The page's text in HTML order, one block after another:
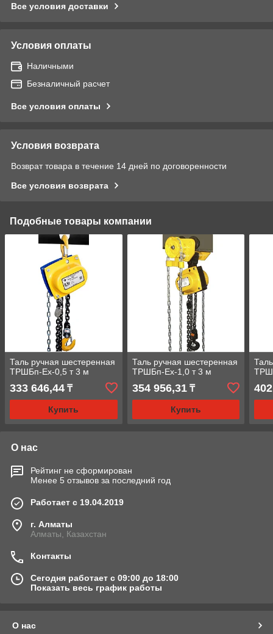
Все условия доставки
Условия оплаты
Наличными
Безналичный расчет
Все условия оплаты
Условия возврата
Возврат товара в течение 14 дней по договоренности
Все условия возврата
Подобные товары компании
Таль ручная шестеренная
ТРШБп-Ех-0,5 т 3 м
333 646,44 ₸
Купить
Таль ручная шестеренная
ТРШБп-Ех-1,0 т 3 м
354 956,31₸
Купить
О нас
Рейтинг не сформирован
Менее 5 отзывов за последний год
Работает с 19.04.2019
г. Алматы
Алматы, Казахстан
Контакты
Сегодня работает с 09:00 до 18:00
Показать весь график работы
О нас